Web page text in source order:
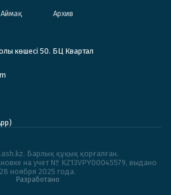
Аймақ Архив
көшесі 50. БЦ Квартал
Барлық құқық қорғалған.
на учет № KZ13VPY00045579, выдано
28 ноября 2025 года.
Разработано